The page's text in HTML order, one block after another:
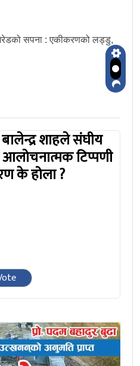
सपना : एकीकरणको लड्डु,
शाहले संघीय
आलोचनात्मक टिप्पणी
के होला ?